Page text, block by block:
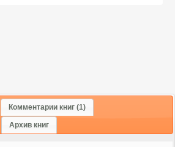
Комментарии книг (1)
Архив книг